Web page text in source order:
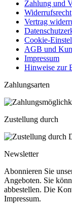
Zahlung und
Widerrufsrecht
Vertrag
Cookie-
AGB und
Impressum
Hinweise zur
Zahlungsarten
Zustellung durch
Newsletter
Abonnieren Sie
Angeboten. Sie
abbestellen. Die
Impressum.